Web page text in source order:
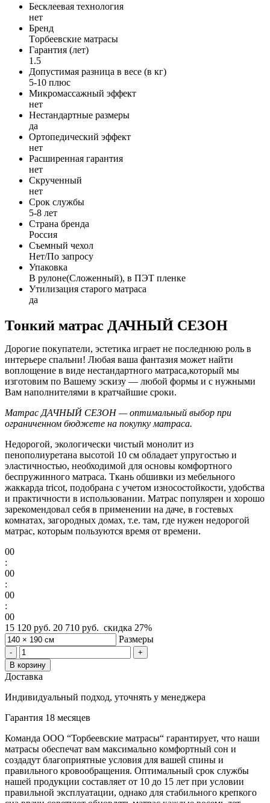
Бесклеевая технология
нет
Бренд
Tорбеевские матрасы
Гарантия (лет)
1.5
Допустимая разница в весе (в кг)
5-10 плюс
Микромассажный эффект
нет
Нестандартные размеры
да
Ортопедический эффект
нет
Расширенная гарантия
нет
Скрученный
нет
Срок службы
5-8 лет
Страна бренда
Россия
Съемный чехол
Нет/По запросу
Упаковка
В рулоне(Сложенный), в ПЭТ пленке
Утилизация старого матраса
да
Тонкий матрас ДАЧНЫЙ СЕЗОН
Дорогие покупатели, эстетика играет не последнюю роль в
интерьере спальни! Любая ваша фантазия может найти
воплощение в виде нестандартного матраса,который мы
изготовим по Вашему эскизу — любой формы и с нужными
Вам наполнителями в кратчайшие сроки.
Матрас ДАЧНЫЙ СЕЗОН — оптимальный выбор при
ограниченном бюджете на покупку матраса.
Недорогой, экологически чистый монолит из
пенополиуретана высотой 10 см обладает упругостью и
эластичностью, необходимой для основы комфортного
беспружинного матраса. Ткань обшивки из мебельного
жаккарда tricot, подобрана с учетом износостойкости, удобства
и практичности в использовании. Матрас популярен и хорошо
зарекомендовал себя в применении на даче, в гостевых
комнатах, загородных домах, т.е. там, где нужен недорогой
матрас, которым пользуются время от времени.
00
:
00
:
00
:
00
15 120 руб. 20 710 руб. скидка 27%
Размеры
-
+
В корзину
Доставка
Индивидуальный подход, уточнять у менеджера
Гарантия 18 месяцев
Команда ООО “Торбеевские матрасы“ гарантирует, что наши
матрасы обеспечат вам максимально комфортный сон и
создадут благоприятные условия для вашей спины и
правильного кровообращения. Оптимальный срок службы
нашей продукции составляет от 10 до 15 лет при условии
правильной эксплуатации, однако для стабильного крепкого